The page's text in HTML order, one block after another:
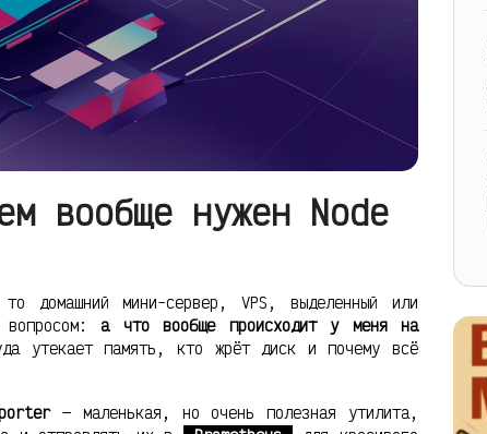
вообще нужен Node
домашний мини-сервер, VPS, выделенный или
а что вообще происходит у меня на
утекает память, кто жрёт диск и почему всё
— маленькая, но очень полезная утилита,